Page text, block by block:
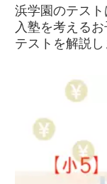
浜学園のテス
入塾を考える
テストを解説